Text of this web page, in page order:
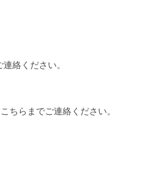
絡ください。
ちらまでご連絡ください。